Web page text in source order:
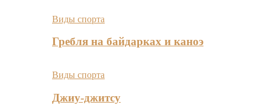
Виды спорта
Гребля на байдарках и каноэ
Виды спорта
Джиу-джитсу